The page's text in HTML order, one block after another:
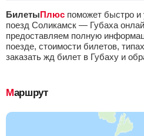
БилетыПлюс поможет быстро и
поезд Соликамск — Губаха
предоставляем полную
поезде, стоимости билетов,
заказать жд билет в Губаху и
Маршрут